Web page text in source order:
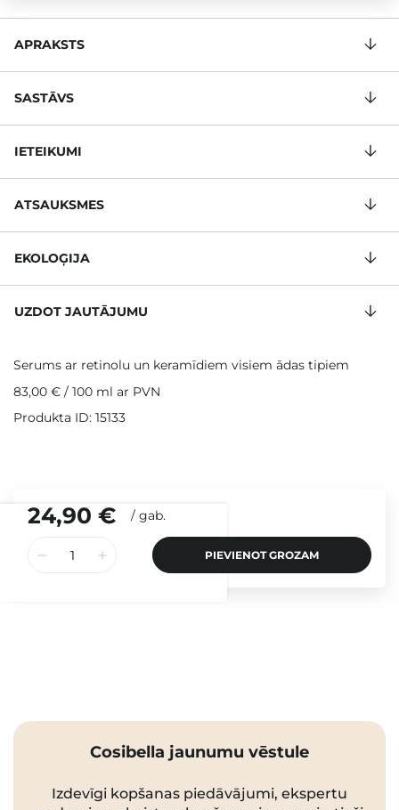
24,90 € / gab.
PIEVIENOT GROZAM
APRAKSTS
SASTĀVS
IETEIKUMI
ATSAUKSMES
EKOLOĢIJA
UZDOT JAUTĀJUMU
Serums ar retinolu un keramīdiem visiem ādas tipiem
83,00 € / 100 ml ar PVN
Produkta ID: 15133
Cosibella jaunumu vēstule
Izdevīgi kopšanas piedāvājumi, ekspertu